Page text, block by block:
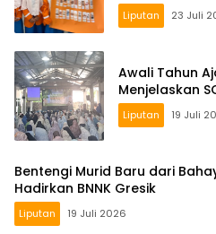
Liputan 23 Juli
Awali Tahun
Menjelaskan
Liputan 19 Juli
Bentengi Murid Baru dari
Hadirkan BNNK Gresik
Liputan 19 Juli 2026